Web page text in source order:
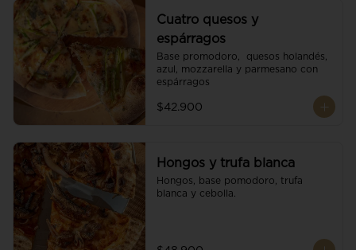
Cuatro quesos y
espárragos
Base promodoro,  quesos holandés,
azul, mozzarella y parmesano con
espárragos
$42.900
Hongos y trufa blanca
Hongos, base pomodoro, trufa
blanca y cebolla.